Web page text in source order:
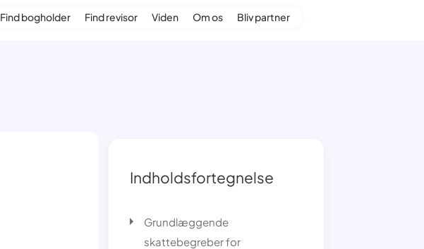
Find bogholder Find revisor Viden Om os Bliv partner
Indholdsfortegnelse
Grundlæggende
skattebegreber for